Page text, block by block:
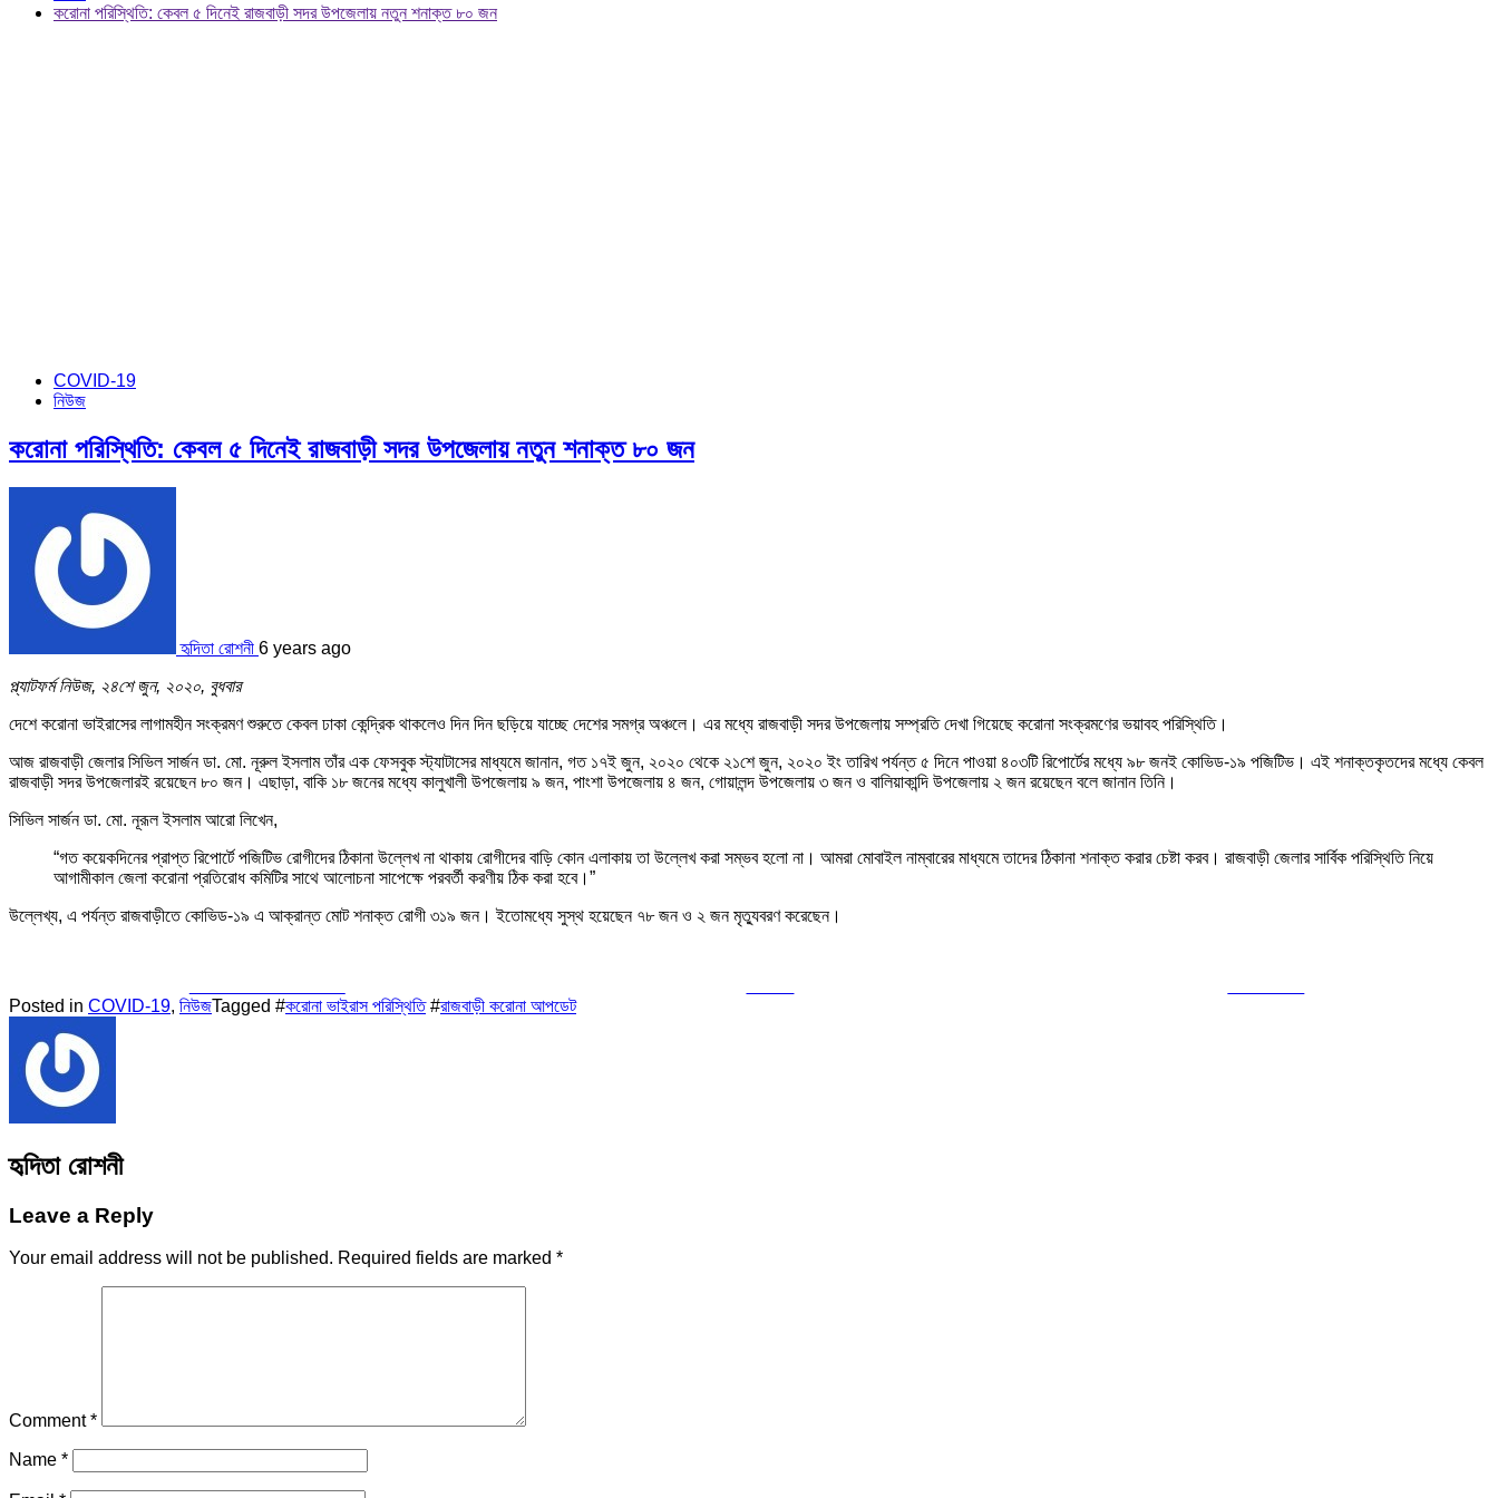
করোনা পরিস্থিতি: কেবল ৫ দিনেই রাজবাড়ী সদর উপজেলায় নতুন শনাক্ত ৮০ জন
COVID-19
নিউজ
করোনা পরিস্থিতি: কেবল ৫ দিনেই রাজবাড়ী সদর উপজেলায় নতুন শনাক্ত ৮০ জন
হৃদিতা রোশনী 6 years ago
প্ল্যাটফর্ম নিউজ, ২৪শে জুন, ২০২০, বুধবার
দেশে করোনা ভাইরাসের লাগামহীন সংক্রমণ শুরুতে কেবল ঢাকা কেন্দ্রিক থাকলেও দিন দিন ছড়িয়ে যাচ্ছে দেশের সমগ্র অঞ্চলে। এর মধ্যে রাজবাড়ী সদর উপজেলায় সম্প্রতি দেখা গিয়েছে করোনা সংক্রমণের ভয়াবহ পরিস্থিতি‌।
আজ রাজবাড়ী জেলার সিভিল সার্জন ডা. মো. নূরুল ইসলাম তাঁর এক ফেসবুক স্ট্যাটাসের মাধ্যমে জানান, গত ১৭ই জুন, ২০২০ থেকে ২১শে জুন, ২০২০ ইং তারিখ পর্যন্ত ৫ দিনে পাওয়া ৪০৩টি রিপোর্টের মধ্যে ৯৮ জনই কোভিড-১৯ পজিটিভ। এই শনাক্তকৃতদের মধ্যে কেবল
রাজবাড়ী সদর উপজেলারই রয়েছেন ৮০ জন। এছাড়া, বাকি ১৮ জনের মধ্যে কালুখালী উপজেলায় ৯ জন, পাংশা উপজেলায় ৪ জন, গোয়ালন্দ উপজেলায় ৩ জন ও বালিয়াকান্দি উপজেলায় ২ জন রয়েছেন বলে জানান তিনি।
সিভিল সার্জন ডা. মো. নূরূল ইসলাম আরো লিখেন,
“গত কয়েকদিনের প্রাপ্ত রিপোর্টে পজিটিভ রোগীদের ঠিকানা উল্লেখ না থাকায় রোগীদের বাড়ি কোন এলাকায় তা উল্লেখ করা সম্ভব হলো না। আমরা মোবাইল নাম্বারের মাধ্যমে তাদের ঠিকানা শনাক্ত করার চেষ্টা করব। রাজবাড়ী জেলার সার্বিক পরিস্থিতি নিয়ে
আগামীকাল জেলা করোনা প্রতিরোধ কমিটির সাথে আলোচনা সাপেক্ষে পরবর্তী করণীয় ঠিক করা হবে।”
উল্লেখ্য, এ পর্যন্ত রাজবাড়ীতে কোভিড-১৯ এ আক্রান্ত মোট শনাক্ত রোগী ৩১৯ জন। ইতোমধ্যে সুস্থ হয়েছেন ৭৮ জন ও ২ জন মৃত্যুবরণ করেছেন।‌
Posted in COVID-19, নিউজTagged #করোনা ভাইরাস পরিস্থিতি#রাজবাড়ী করোনা আপডেট
হৃদিতা রোশনী
Leave a Reply
Your email address will not be published. Required fields are marked *
Comment*
Name *